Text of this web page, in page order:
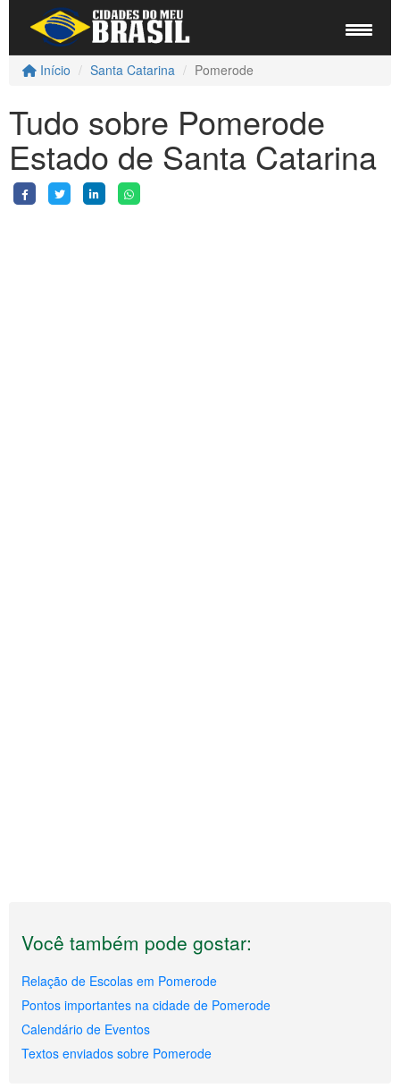
Início Santa Catarina Pomerode
Tudo sobre Pomerode
Estado de Santa Catarina
Você também pode gostar:
Relação de Escolas em Pomerode
Pontos importantes na cidade de Pomerode
Calendário de Eventos
Textos enviados sobre Pomerode